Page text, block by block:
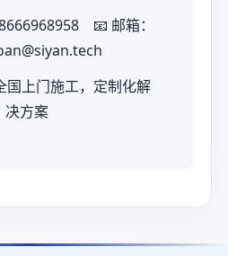
📧 邮箱：
国上门施工，定制化解
决方案